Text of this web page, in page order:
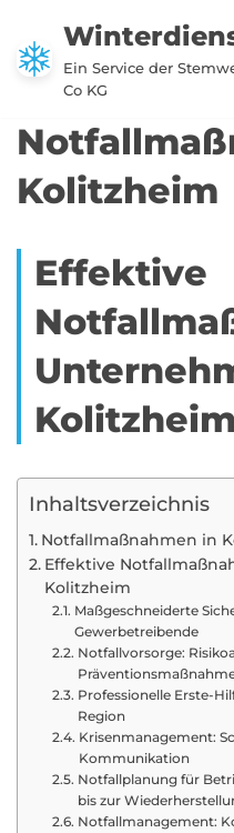
Zum
Inhalt
Ein Service der
Co KG
Kolitzheim
Effektive
Kolitzheim
Inhaltsverzeichnis
Notfallmaßnahmen in
Effektive
Kolitzheim
Maßgeschneiderte
Gewerbetreibende
Notfallvorsorge:
Professionelle Erste-
Region
Krisenmanagement:
Kommunikation
Notfallplanung für
bis zur
Notfallmanagement: